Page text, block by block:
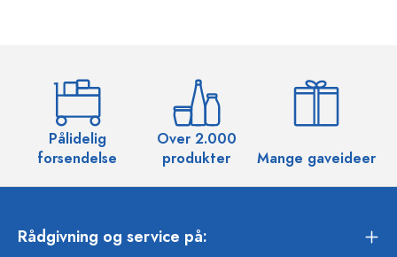
Pålidelig
forsendelse
Over 2.000
produkter
Mange gaveideer
Rådgivning og service på: